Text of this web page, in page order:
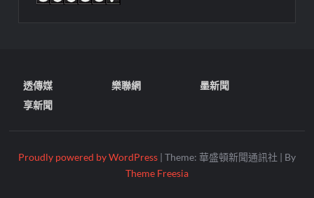
透傳媒 樂聯網
墨新聞
享新聞
Proudly powered by WordPress | Theme: 華盛頓新聞通訊社 | By
Theme Freesia